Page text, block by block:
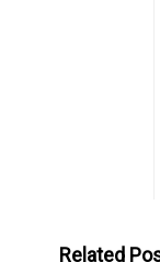
Related